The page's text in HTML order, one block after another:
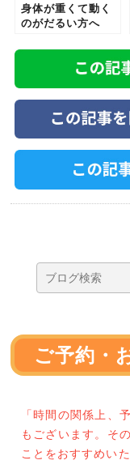
身体が重くて動く
のがだるい方へ
ご予約・
「時間の関係上、
もございます。そ
ことをおすすめい